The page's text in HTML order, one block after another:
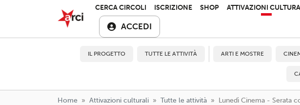
Salta al contenuto principale
ARCI APSCERCA CIRCOLI ISCRIZIONE SHOP ATTIVAZIONI
ACCEDI
IL PROGETTO TUTTE LE ATTIVITÀ ARTI E MOSTRE
Home Attivazioni culturali Tutte le attività Lunedì Cinema - Serata